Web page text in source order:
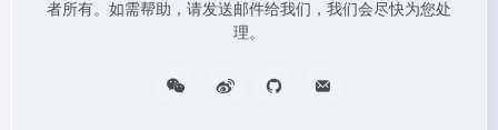
者所有。如需帮助，请发送邮件给我们，我们会尽快为您处
理。